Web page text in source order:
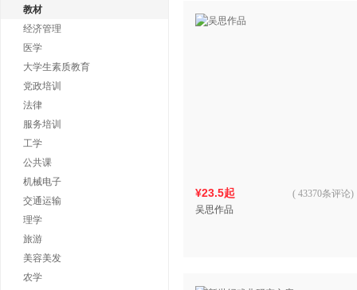
教材
经济管理
医学
大学生素质教育
党政培训
法律
服务培训
工学
公共课
机械电子
交通运输
理学
旅游
美容美发
农学
¥23.5起
吴思作品
( 43370条评论)